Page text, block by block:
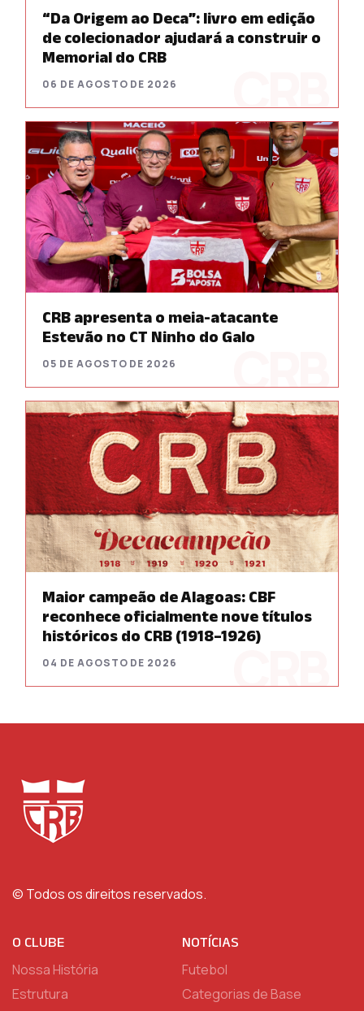
“Da Origem ao Deca”: livro em edição
de colecionador ajudará a construir o
Memorial do CRB
06 DE AGOSTO DE 2026
CRB apresenta o meia-atacante
Estevão no CT Ninho do Galo
05 DE AGOSTO DE 2026
Maior campeão de Alagoas: CBF
reconhece oficialmente nove títulos
históricos do CRB (1918–1926)
04 DE AGOSTO DE 2026
© Todos os direitos reservados.
O CLUBE
Nossa História
Estrutura
NOTÍCIAS
Futebol
Categorias de Base